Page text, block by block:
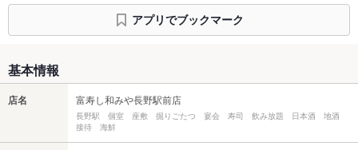
アプリでブックマーク
基本情報
店名 富寿し和みや長野駅前店
長野駅 個室 座敷 掘りごたつ 宴会 寿司 飲み放題 日本酒 地酒
接待 海鮮